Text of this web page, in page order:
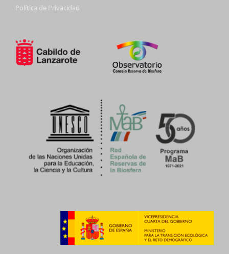
Política de Privacidad